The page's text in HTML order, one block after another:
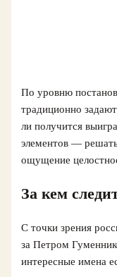
По уровню
традиционно
ли получится
элементов —
ощущение
За кем
С точки зрения
за Петром
интересные имена